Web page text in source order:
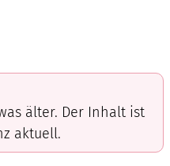
älter. Der Inhalt ist
aktuell.